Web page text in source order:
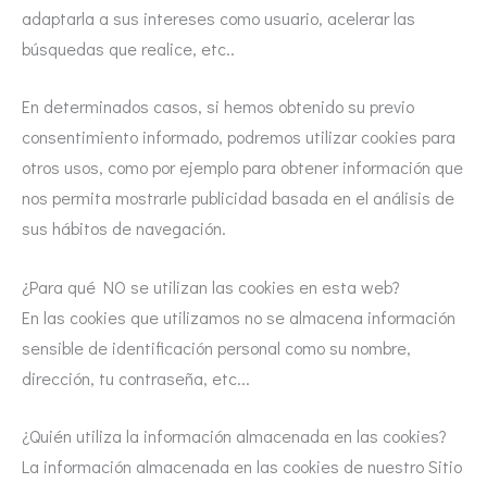
adaptarla a sus intereses como usuario, acelerar las
búsquedas que realice, etc..
En determinados casos, si hemos obtenido su previo
consentimiento informado, podremos utilizar cookies para
otros usos, como por ejemplo para obtener información que
nos permita mostrarle publicidad basada en el análisis de
sus hábitos de navegación.
¿Para qué NO se utilizan las cookies en esta web?
En las cookies que utilizamos no se almacena información
sensible de identificación personal como su nombre,
dirección, tu contraseña, etc...
¿Quién utiliza la información almacenada en las cookies?
La información almacenada en las cookies de nuestro Sitio